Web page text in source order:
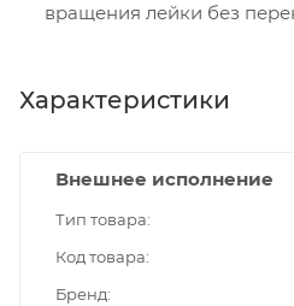
вращения лейки без
Характеристики
Внешнее исполнение
Тип товара
Код товара
Бренд